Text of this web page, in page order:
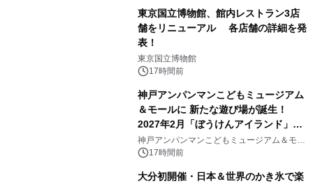
東京国立博物館、館内レストラン3店
舗をリニューアル 各店舗の詳細を発
表！
東京国立博物館
17時間前
神戸アンパンマンこどもミュージアム
＆モールに 新たな遊び場が誕生！
2027年2月「ぼうけんアイランド」が
オープン
神戸アンパンマンこどもミュージアム＆モー
ル 17時間前
大分初開催・日本＆世界のかき氷で楽